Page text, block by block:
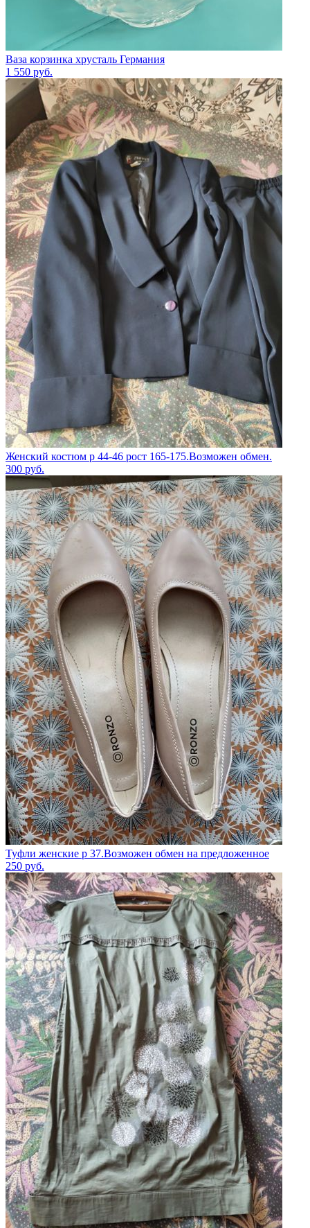
Ваза корзинка хрусталь Германия
1 550 руб.
Женский костюм р 44-46 рост 165-175.Возможен обмен.
300 руб.
Туфли женские р 37.Возможен обмен на предложенное
250 руб.